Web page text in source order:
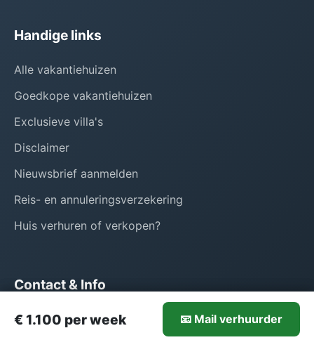
Handige links
Alle vakantiehuizen
Goedkope vakantiehuizen
Exclusieve villa's
Disclaimer
Nieuwsbrief aanmelden
Reis- en annuleringsverzekering
Huis verhuren of verkopen?
Contact & Info
Voor vragen over dit vakantiehuis (nr. 1502) kunt u
direct contact opnemen met de verhuurder via het
1.100-€1.100/week Mail verhuurder
€ 1.100 per week 📧 Mail verhuurder